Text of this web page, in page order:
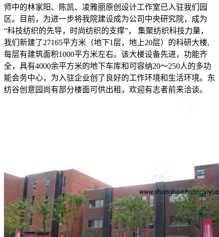
师中的林家阳、陈凯、凌雅丽原创设计工作室已入驻我们园
区。目前，为进一步将我院建设成为公司中央研究院，成为
“科技纺织的先导，时尚纺织的支撑”， 集聚纺织科技力量，
我们新建了27165平方米（地下1层，地上20层）的科研大楼,
每层有建筑面积1000平方米左右。该大楼设备先进，功能齐
全，具有4000余平方米的地下车库和可容纳20～250人的多功
能会务中心，为入驻企业创了良好的工作环境和生活环境。东
纺谷创意园尚有部分楼面可供出租，欢迎有志者前来洽谈。